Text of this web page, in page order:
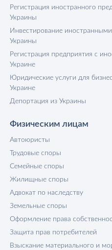
Регистрация иностранного
Украины
Инвестирование
Украины
Регистрация предприятия с
Украине
Юридические услуги для
Украине
Депортация из Украины
Физическим лицам
Автоюристы
Трудовые споры
Семейные споры
Жилищные споры
Адвокат по наследству
Земельные споры
Оформление права
Защита прав потребителей
Взыскание материального и